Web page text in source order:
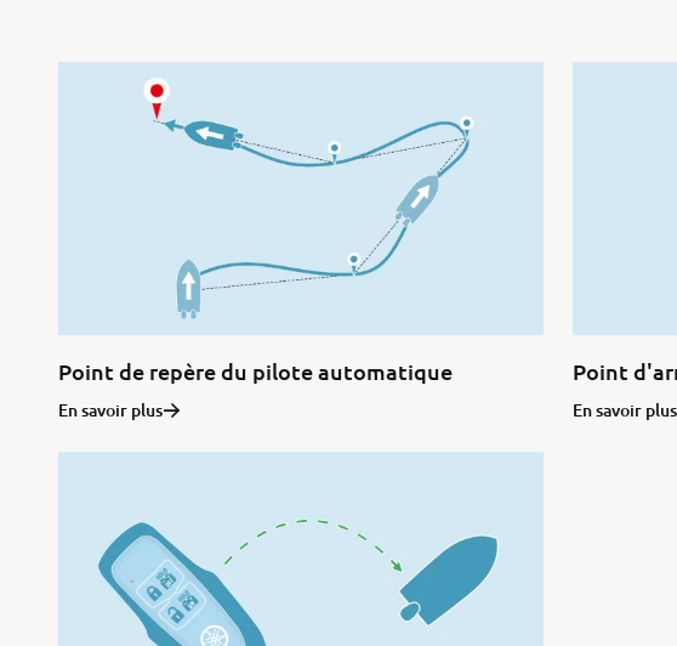
Point de repère du pilote automatique
En savoir plus
Point
En savoir plus